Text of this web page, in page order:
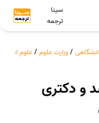
سینا
ترجمه
/وزارت علوم /علوم انسانی
و دکتری